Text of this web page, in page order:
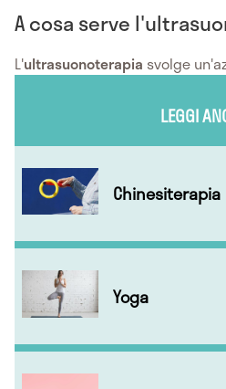
A cosa serve
L'ultrasuonoterapia svolge
LEGGI
Chinesiterapia
Yoga